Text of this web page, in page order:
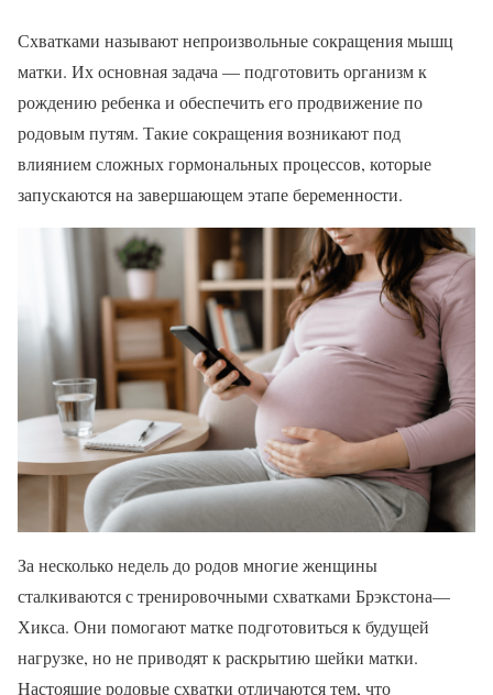
Схватками называют непроизвольные сокращения мышц
матки. Их основная задача — подготовить организм к
рождению ребенка и обеспечить его продвижение по
родовым путям. Такие сокращения возникают под
влиянием сложных гормональных процессов, которые
запускаются на завершающем этапе беременности.
За несколько недель до родов многие женщины
сталкиваются с тренировочными схватками Брэкстона—
Хикса. Они помогают матке подготовиться к будущей
нагрузке, но не приводят к раскрытию шейки матки.
Настоящие родовые схватки отличаются тем, что